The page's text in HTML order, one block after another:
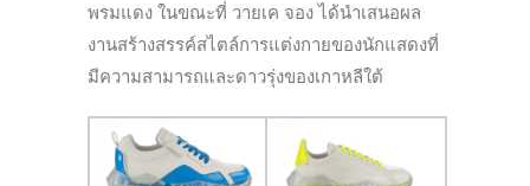
พรมแดง ในขณะที่ วายเค จอง ได้นำเสนอผล
งานสร้างสรรค์สไตล์การแต่งกายของนักแสดงที่
มีความสามารถและดาวรุ่งของเกาหลีใต้